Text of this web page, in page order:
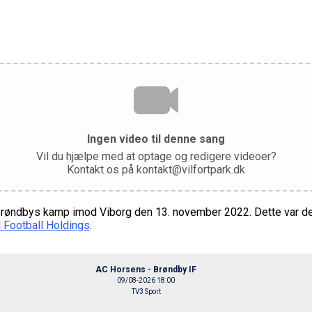
Ingen video til denne sang
Vil du hjælpe med at optage og redigere videoer?
Kontakt os på kontakt@vilfortpark.dk
kamp imod Viborg den 13. november 2022. Dette var
Football Holdings.
AC Horsens - Brøndby IF
09/08-2026 18:00
TV3 Sport